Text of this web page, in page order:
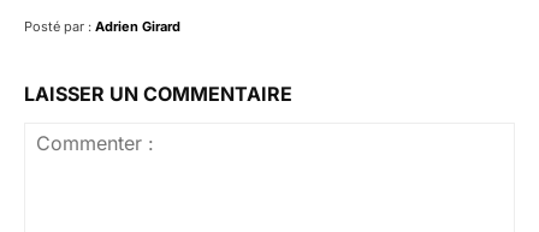
Posté par : Adrien Girard
LAISSER UN COMMENTAIRE